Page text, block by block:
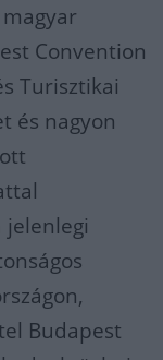
Convention
Turisztikai
és nagyon
Budapest